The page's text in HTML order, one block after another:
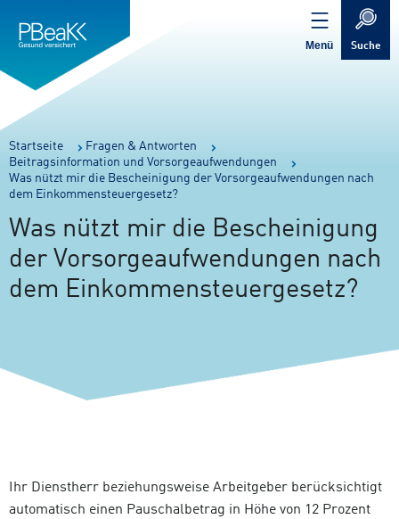
springen
springen
Verweis
zur
Menü Suche
Sie
sind
hier:
Startseite
Fragen & Antworten
Beitragsinformation und Vorsorgeaufwendungen
Was nützt mir die Bescheinigung der Vorsorgeaufwendungen nach
dem Einkommensteuergesetz?
Was nützt mir die Bescheinigung
der Vorsorgeaufwendungen nach
dem Einkommensteuergesetz?
Ihr Dienstherr beziehungsweise Arbeitgeber berücksichtigt
automatisch einen Pauschalbetrag in Höhe von 12 Prozent